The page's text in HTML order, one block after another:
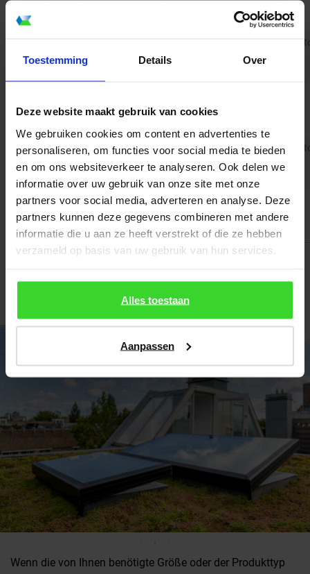
Toestemming Details Over
Deze website maakt gebruik van cookies
We gebruiken cookies om content en advertenties te
personaliseren, om functies voor social media te bieden
en om ons websiteverkeer te analyseren. Ook delen we
informatie over uw gebruik van onze site met onze
partners voor social media, adverteren en analyse. Deze
partners kunnen deze gegevens combineren met andere
informatie die u aan ze heeft verstrekt of die ze hebben
verzameld op basis van uw gebruik van hun services.
Alles toestaan
Aanpassen
Lüftung (1
Wärmedämmverglasung
3
Festverglast (1
Wärmedämmverglasung
320 80
Flachdachfenster
Lüftung (1
Glasscheibe)
3-fach
Wärmedämmverglasung
3
320 80
Flachdachfenster
Festverglast (1
Glasscheibe)
3-fach
Wärmedämmverglasung
Wenn die von Ihnen benötigte Größe oder der Produkttyp